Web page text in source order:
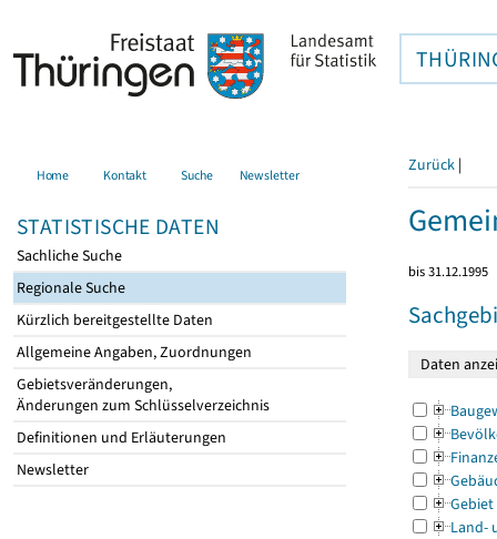
Home Kontakt Suche Newsletter
STATISTISCHE DATEN
Sachliche Suche
Regionale Suche
Kürzlich bereitgestellte Daten
Allgemeine Angaben, Zuordnungen
Gebietsveränderungen,
Änderungen zum Schlüsselverzeichnis
Definitionen und Erläuterungen
Newsletter
Zurück |
bis 31.12.1995
Gebiet
Land-